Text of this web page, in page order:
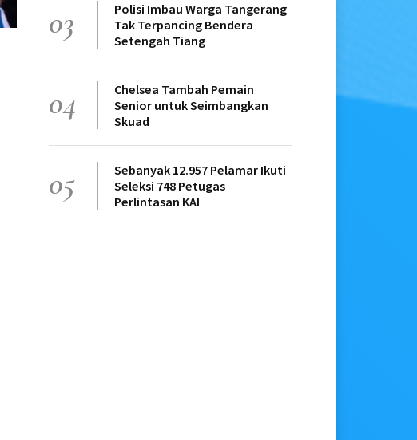
03
Polisi Imbau Warga Tangerang
Tak Terpancing Bendera
Setengah Tiang
04
Chelsea Tambah Pemain
Senior untuk Seimbangkan
Skuad
05
Sebanyak 12.957 Pelamar Ikuti
Seleksi 748 Petugas
Perlintasan KAI